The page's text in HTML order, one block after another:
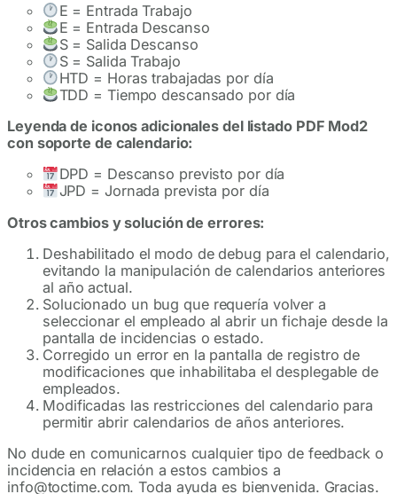
E = Entrada Trabajo
E = Entrada Descanso
S = Salida Descanso
S = Salida Trabajo
HTD = Horas trabajadas por día
TDD = Tiempo descansado por día
Leyenda de iconos adicionales del listado PDF Mod2
con soporte de calendario:
DPD = Descanso previsto por día
JPD = Jornada prevista por día
Otros cambios y solución de errores:
Deshabilitado el modo de debug para el calendario,
evitando la manipulación de calendarios anteriores
al año actual.
Solucionado un bug que requería volver a
seleccionar el empleado al abrir un fichaje desde la
pantalla de incidencias o estado.
Corregido un error en la pantalla de registro de
modificaciones que inhabilitaba el desplegable de
empleados.
Modificadas las restricciones del calendario para
permitir abrir calendarios de años anteriores.
No dude en comunicarnos cualquier tipo de feedback o
incidencia en relación a estos cambios a
info@toctime.com. Toda ayuda es bienvenida. Gracias.